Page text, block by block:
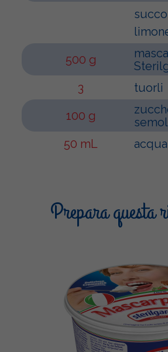
500 g
3
tuorli
100 g
50 mL
acqua
Prepara questa